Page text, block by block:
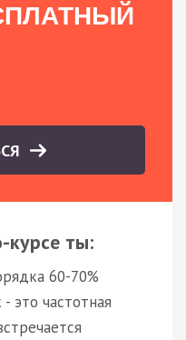
курсе ты:
60-70%
это частотная